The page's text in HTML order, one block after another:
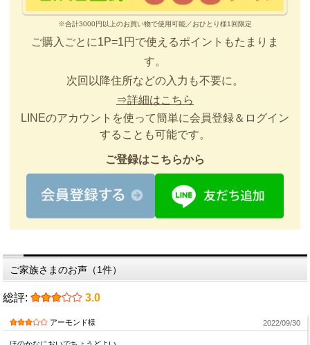
※合計3000円以上のお買い物で使用可能／おひとり様1回限定
ご購入ごとに1P=1円で使えるポイントもたまりま
す。
次回以降住所などの入力も不要に。
⇒詳細はこちら
LINEのアカウントを使って簡単に会員登録＆ログイン
することも可能です。
ご登録はこちらから
ご家族さまのお声（1件）
総評: 3.0
アーモンド様 2022/09/30